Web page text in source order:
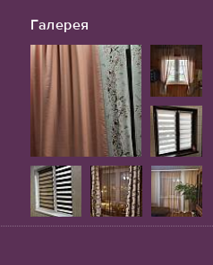
Галерея